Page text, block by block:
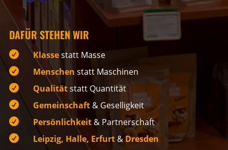
DAFÜR STEHEN WIR
 Klassestatt Masse
 Menschen statt Maschinen
 Qualitätstatt Quantität
 Gemeinschaft & Geselligkeit
 Persönlichkeit & Partnerschaft
 Leipzig, Halle, Erfurt &Dresden